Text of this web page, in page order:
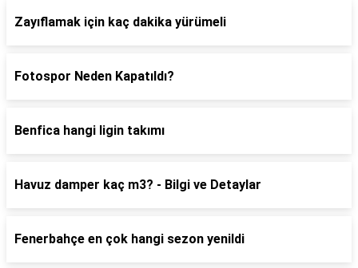
Zayıflamak için kaç dakika yürümeli
Fotospor Neden Kapatıldı?
Benfica hangi ligin takımı
Havuz damper kaç m3? - Bilgi ve Detaylar
Fenerbahçe en çok hangi sezon yenildi